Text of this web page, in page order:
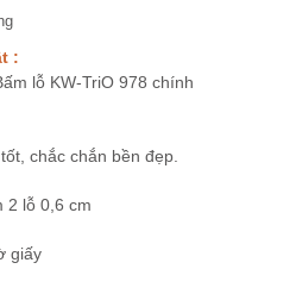
:
lỗ KW-TriO 978 chính
chắc chắn bền đẹp.
2 lỗ 0,6 cm
giấy